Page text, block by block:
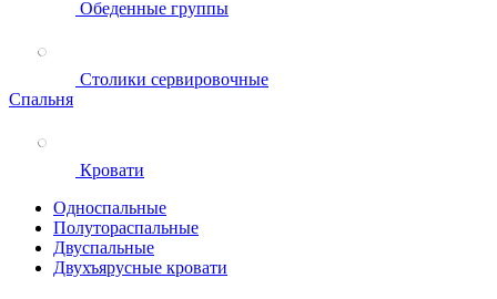
Обеденные группы
Столики сервировочные
Спальня
Кровати
Односпальные
Полутораспальные
Двуспальные
Двухъярусные кровати